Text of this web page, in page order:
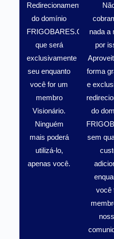
Redirecionamento
do domínio
FRIGOBARES.COM.BR
que será
exclusivamente
seu enquanto
você for um
membro
Visionário.
Ninguém
mais poderá
utilizá-lo,
apenas você.
nada a
por
forma
e
do
sem
você